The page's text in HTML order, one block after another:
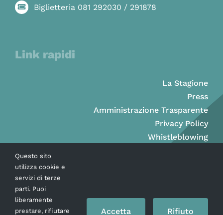
Biglietteria 081 292030 / 291878
Link rapidi
La Stagione
Press
Amministrazione Trasparente
Privacy Policy
Whistleblowing
Questo sito
utilizza cookie e
servizi di terze
parti. Puoi
liberamente
prestare, rifiutare
Accetta Rifiuto